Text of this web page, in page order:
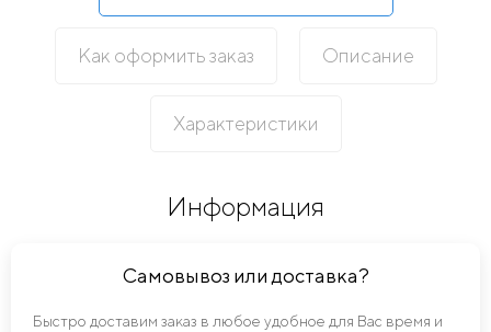
Как оформить заказ Описание
Характеристики
Информация
Самовывоз или доставка?
Быстро доставим заказ в любое удобное для Вас время и